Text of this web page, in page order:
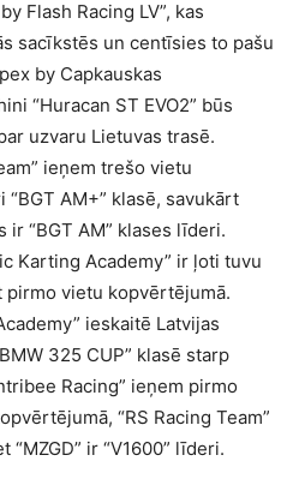
Flash Racing LV”, kas
sacīkstēs un centīsies to pašu
by Capkauskas
“Huracan ST EVO2” būs
uzvaru Lietuvas trasē.
ieņem trešo vietu
AM+” klasē, savukārt
ir “BGT AM” klases līderi.
Karting Academy” ir ļoti tuvu
vietu kopvērtējumā.
ieskaitē Latvijas
325 CUP” klasē starp
Racing” ieņem pirmo
“RS Racing Team”
ir “V1600” līderi.